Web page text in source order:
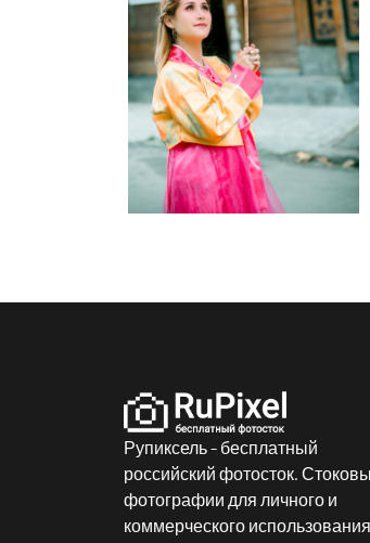
Рупиксель - бесплатный
российский фотосток.
фотографии для личного и
коммерческого использования.